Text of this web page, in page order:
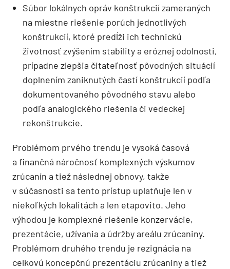
Súbor lokálnych opráv konštrukcií zameraných
na miestne riešenie porúch jednotlivých
konštrukcií, ktoré predĺži ich technickú
životnosť zvýšením stability a eróznej odolnosti,
prípadne zlepšia čitateľnosť pôvodných situácií
doplnením zaniknutých častí konštrukcií podľa
dokumentovaného pôvodného stavu alebo
podľa analogického riešenia či vedeckej
rekonštrukcie.
Problémom prvého trendu je vysoká časová
a finančná náročnosť komplexných výskumov
zrúcanín a tiež následnej obnovy, takže
v súčasnosti sa tento prístup uplatňuje len v
niekoľkých lokalitách a len etapovito. Jeho
výhodou je komplexné riešenie konzervácie,
prezentácie, užívania a údržby areálu zrúcaniny.
Problémom druhého trendu je rezignácia na
celkovú koncepčnú prezentáciu zrúcaniny a tiež